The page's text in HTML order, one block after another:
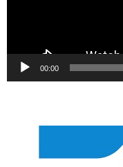
00:00